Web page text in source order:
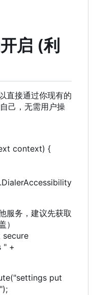
启 (利
直接通过你现有的
己，无需用户操
context) {
服务，建议先获取
）
secure
" +
put